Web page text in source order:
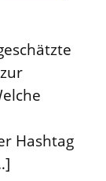
Hashtag